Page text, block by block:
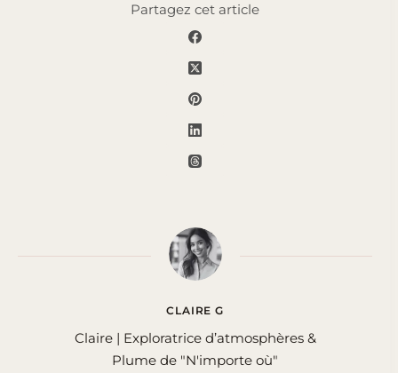
Partagez cet article
CLAIRE G
Claire | Exploratrice d’atmosphères &
Plume de "N'importe où"